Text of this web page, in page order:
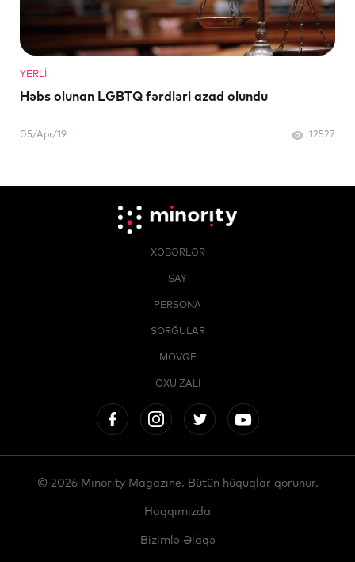
YERLI
Həbs olunan LGBTQ fərdləri azad olundu
05/Apr/19 12527
XƏBƏRLƏR
SAY
PERSONA
SORĞULAR
MÖVQE
OXU ZALI
© 2026 Minority Magazine. Bütün hüquqlar qorunur.
Haqqımızda
Bizimlə Əlaqə